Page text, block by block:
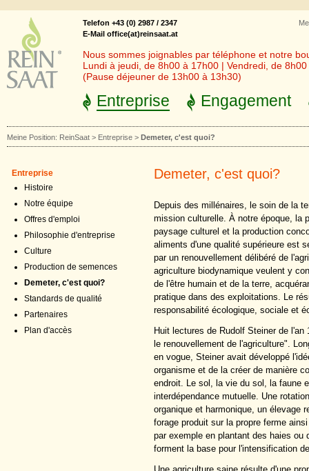
Telefon +43 (0) 2987 / 2347
E-Mail office(at)reinsaat.at
Nous sommes joignables par téléphone et notre
Lundi à jeudi, de 8h00 à 17h00 | Vendredi, de
(Pause déjeuner de 13h00 à 13h30)
Entreprise Engagement
Meine Position: ReinSaat > Entreprise > Demeter, c'est quoi?
Entreprise
Histoire
Notre équipe
Offres d'emploi
Philosophie d'entreprise
Culture
Production de semences
Demeter, c'est quoi?
Standards de qualité
Partenaires
Plan d'accès
Demeter, c'est quoi?
Depuis des millénaires, le soin de la
mission culturelle. À notre époque, la
paysage culturel et la production
aliments d'une qualité supérieure est
par un renouvellement délibéré de
agriculture biodynamique veulent y
de l'être humain et de la terre,
pratique dans des exploitations. Le
responsabilité écologique, sociale et
Huit lectures de Rudolf Steiner de
le renouvellement de l'agriculture".
en vogue, Steiner avait développé
organisme et de la créer de manière
endroit. Le sol, la vie du sol, la faune
interdépendance mutuelle. Une
organique et harmonique, un élevage
forage produit sur la propre ferme
par exemple en plantant des haies
forment la base pour l'intensification